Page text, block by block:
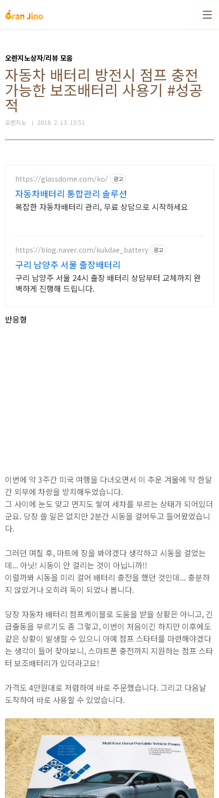
오렌지노상자/리뷰 모음
자동차 배터리 방전시 점프 충전
가능한 보조배터리 사용기 #성공
적
오렌지노 2018. 2. 13. 15:51
https://glassdome.com/ko/ 광고
자동차배터리 통합관리 솔루션
복잡한 자동차배터리 관리, 무료 상담으로 시작하세요
https://blog.naver.com/kukdae_battery 광고
구리 남양주 서울 출장배터리
구리 남양주 서울 24시 출장 배터리 상담부터 교체까지 완
벽하게 진행해 드립니다.
반응형
이번에 약 3주간 미국 여행을 다녀오면서 이 추운 겨울에 약 한달
간 외부에 차량을 방치해두었습니다.
그 사이에 눈도 맞고 먼지도 쌓여 세차를 부르는 상태가 되어있더
군요. 당장 쓸 일은 없지만 2분간 시동을 걸어두고 들어왔었습니
다.
그러던 며칠 후, 마트에 장을 봐야겠다 생각하고 시동을 걸었는
데... 아닛! 시동이 안 걸리는 것이 아닙니까!!
이럴까봐 시동을 미리 걸어 배터리 충전을 했던 것인데... 충분하
지 않았거나 오히려 독이 되었나 봅니다.
당장 자동차 배터리 점프케이블로 도움을 받을 상황은 아니고, 긴
급출동을 부르기도 좀 그렇고, 이번이 처음이긴 하지만 이후에도
같은 상황이 발생할 수 있으니 아예 점프 스타터를 마련해야겠다
는 생각이 들어 찾아보니, 스마트폰 충전까지 지원하는 점프 스타
터 보조배터리가 있더라고요!
가격도 4만원대로 저렴하여 바로 주문했습니다. 그리고 다음날
도착하여 바로 사용할 수 있었습니다.